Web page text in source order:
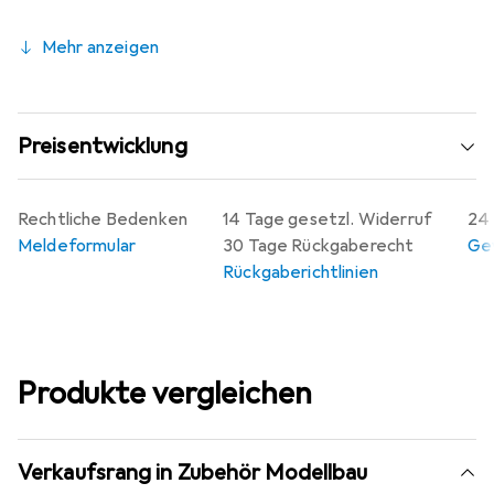
Mehr anzeigen
Preisentwicklung
14 Tage gesetzl. Widerruf
30 Tage Rückgaberecht
Rückgaberichtlinien
24
Rechtliche Bedenken
Meldeformular
Produkte vergleichen
Verkaufsrang in Zubehör Modellbau